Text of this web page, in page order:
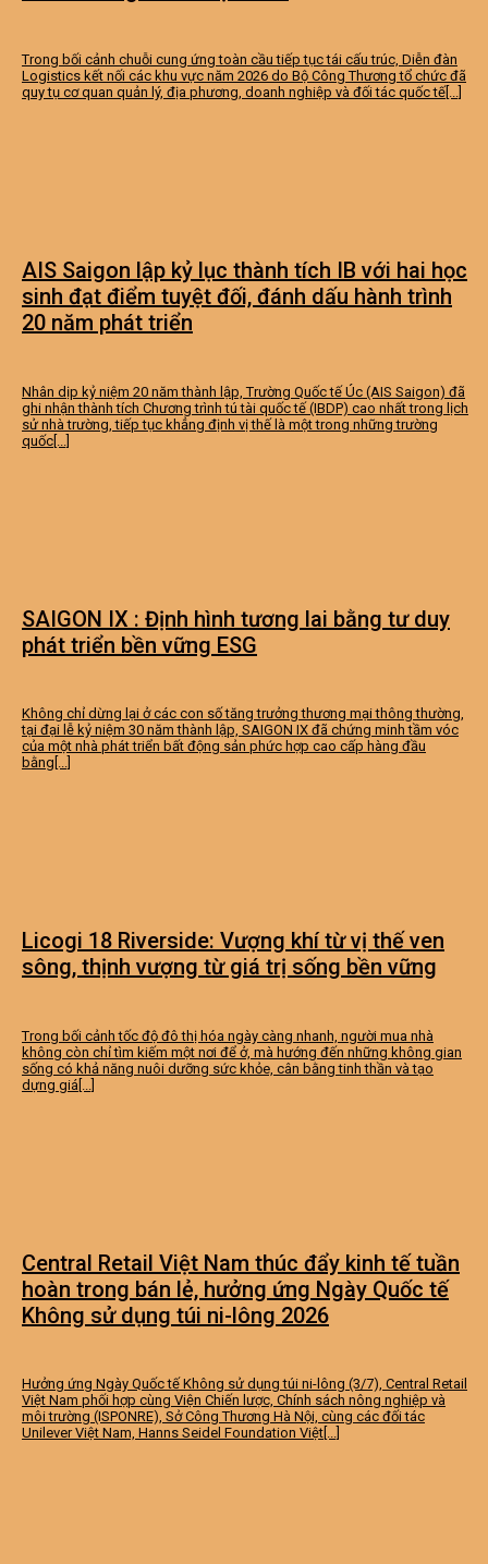
Trong bối cảnh chuỗi cung ứng toàn cầu tiếp tục tái cấu trúc, Diễn đàn
Logistics kết nối các khu vực năm 2026 do Bộ Công Thương tổ chức đã
quy tụ cơ quan quản lý, địa phương, doanh nghiệp và đối tác quốc tế[...]
AIS Saigon lập kỷ lục thành tích IB với hai học
sinh đạt điểm tuyệt đối, đánh dấu hành trình
20 năm phát triển
Nhân dịp kỷ niệm 20 năm thành lập, Trường Quốc tế Úc (AIS Saigon) đã
ghi nhận thành tích Chương trình tú tài quốc tế (IBDP) cao nhất trong lịch
sử nhà trường, tiếp tục khẳng định vị thế là một trong những trường
quốc[...]
SAIGON IX : Định hình tương lai bằng tư duy
phát triển bền vững ESG
Không chỉ dừng lại ở các con số tăng trưởng thương mại thông thường,
tại đại lễ kỷ niệm 30 năm thành lập, SAIGON IX đã chứng minh tầm vóc
của một nhà phát triển bất động sản phức hợp cao cấp hàng đầu
bằng[...]
Licogi 18 Riverside: Vượng khí từ vị thế ven
sông, thịnh vượng từ giá trị sống bền vững
Trong bối cảnh tốc độ đô thị hóa ngày càng nhanh, người mua nhà
không còn chỉ tìm kiếm một nơi để ở, mà hướng đến những không gian
sống có khả năng nuôi dưỡng sức khỏe, cân bằng tinh thần và tạo
dựng giá[...]
Central Retail Việt Nam thúc đẩy kinh tế tuần
hoàn trong bán lẻ, hưởng ứng Ngày Quốc tế
Không sử dụng túi ni-lông 2026
Hưởng ứng Ngày Quốc tế Không sử dụng túi ni-lông (3/7), Central Retail
Việt Nam phối hợp cùng Viện Chiến lược, Chính sách nông nghiệp và
môi trường (ISPONRE), Sở Công Thương Hà Nội, cùng các đối tác
Unilever Việt Nam, Hanns Seidel Foundation Việt[...]